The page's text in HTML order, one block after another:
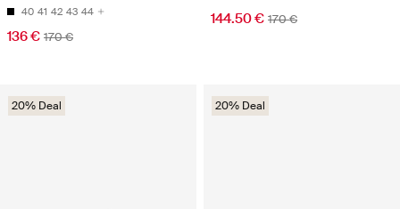
40 41 42 43 44
136 € 170 €
144.50 € 170 €
20% Deal 20% Deal